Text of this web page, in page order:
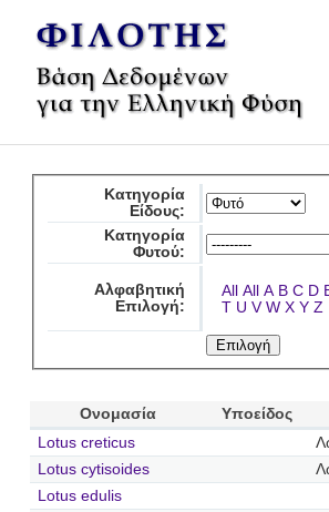
Κατηγορία
Είδους:
Κατηγορία
Φυτού:
Αλφαβητική
Επιλογή:
All All A B C D
T U V W X Y Z
Ονομασία Υποείδος
Lotus creticus
Lotus cytisoides
Lotus edulis